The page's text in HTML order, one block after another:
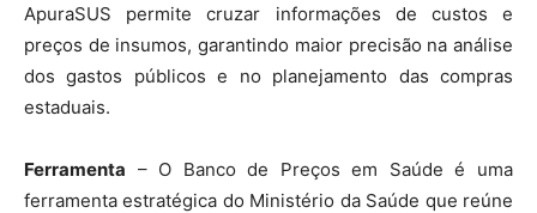
ApuraSUS permite cruzar informações de custos e
preços de insumos, garantindo maior precisão na análise
dos gastos públicos e no planejamento das compras
estaduais.
Ferramenta – O Banco de Preços em Saúde é uma
ferramenta estratégica do Ministério da Saúde que reúne